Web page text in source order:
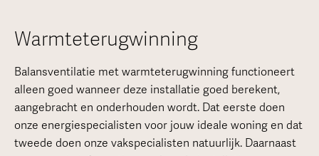
Warmteterugwinning
Balansventilatie met warmteterugwinning functioneert
alleen goed wanneer deze installatie goed berekent,
aangebracht en onderhouden wordt. Dat eerste doen
onze energiespecialisten voor jouw ideale woning en dat
tweede doen onze vakspecialisten natuurlijk. Daarnaast